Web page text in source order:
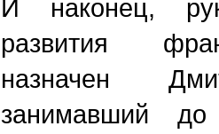
И наконец,
развития
назначен
занимавший